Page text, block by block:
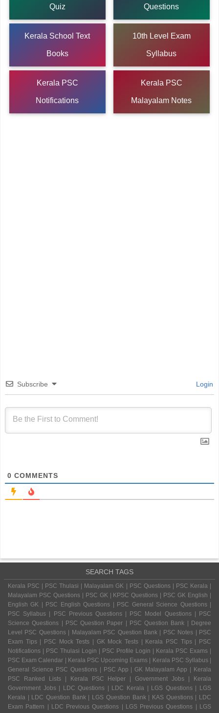
Quiz Questions
Kerala School Text
Books
10th Level Exam
Syllabus
Kerala PSC
Notifications
Kerala PSC
Malayalam Notes
Subscribe Login
0 COMMENTS
SEARCH TAGS
Kerala PSC | PSC Thulasi | Malayalam GK | PSC Questions | PSC Kerala |
Malayalam PSC Questions | PSC GK | KPSC Questions | PSC GK English |
English GK | PSC English Questions | PSC General Science Questions |
PSC Syllabus | PSC Previous Questions | PSC Model Questions | PSC
Science Questions | PSC Question Paper | PSC Question Bank | Degree
Level PSC Questions | Malayalam PSC Question Bank | PSC Notes | PSC
Exam Tips | PSC Mock Tests | GK Mock Tests | Kerala PSC Tips | PSC
Notifications | PSC Thulasi Login | PSC Profile Login | Kerala PSC Exams |
PSC Exam Calendar | Kerala PSC Upcoming Exams | Kerala PSC Syllabus |
General Science PSC Questions | PSC App | GK Malayalam App | Kerala
PSC Ranked Lists | Kerala PSC Helper | Government Jobs | Kerala
Government Jobs | LDC Questions | LDC Kerala | LGS Questions | LGS
Kerala | LDC Question Bank | LGS Question Bank | KAS Questions | LDC
Exam Pattern | LDC Previous Questions | LGS Previous Questions | LGS